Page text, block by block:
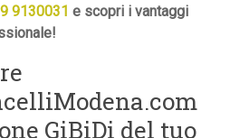
9130031 e scopri i vantaggi
GiBiDi del tuo